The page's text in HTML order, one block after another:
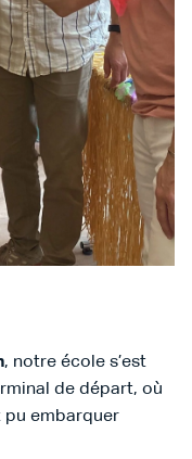
, notre école s’est
de départ, où
pu embarquer